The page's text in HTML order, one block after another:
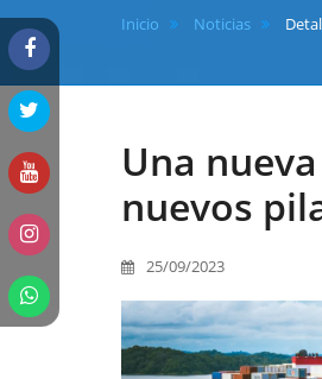
Inicio Noticias
Una
nuevos
25/09/2023